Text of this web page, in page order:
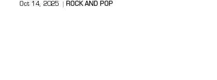
Oct 14, 2025 ROCK AND POP